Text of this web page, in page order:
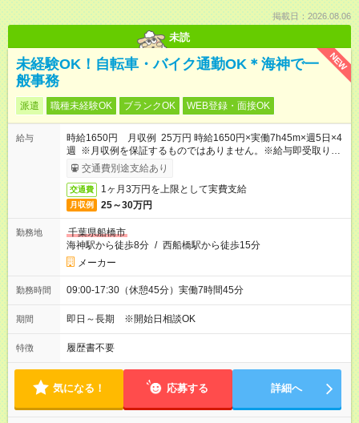
掲載日：2026.08.06
未読
NEW
未経験OK！自転車・バイク通勤OK＊海神で一
般事務
派遣 職種未経験OK ブランクOK WEB登録・面接OK
給与
時給1650円 月収例 25万円 時給1650円×実働7h45m×週5日×4
週 ※月収例を保証するものではありません。※給与即受取りサ
ービス利用可（利用条件有）
交通費別途支給あり
交通費 1ヶ月3万円を上限として実費支給
月収例 25～30万円
勤務地
千葉県船橋市
海神駅から徒歩8分 / 西船橋駅から徒歩15分
メーカー
勤務時間 09:00-17:30（休憩45分）実働7時間45分
期間 即日～長期 ※開始日相談OK
特徴 履歴書不要
気になる！ 応募する 詳細へ